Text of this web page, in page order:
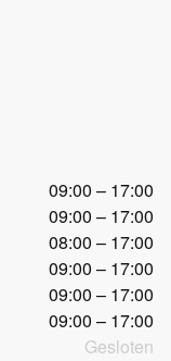
09:00 – 17:00
09:00 – 17:00
08:00 – 17:00
09:00 – 17:00
09:00 – 17:00
09:00 – 17:00
Gesloten